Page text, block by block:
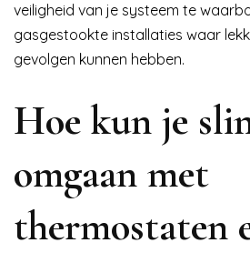
veiligheid van je systeem te
gasgestookte installaties waar
gevolgen kunnen hebben.
Hoe kun je
omgaan met
thermostaten